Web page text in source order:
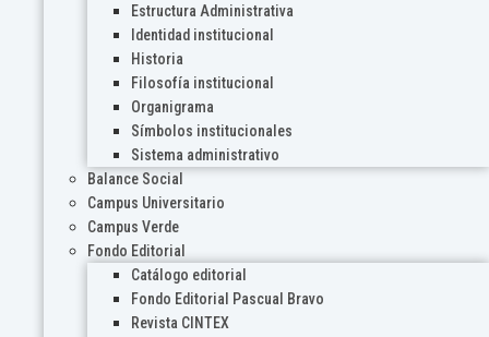
Estructura Administrativa
Identidad institucional
Historia
Filosofía institucional
Organigrama
Símbolos institucionales
Sistema administrativo
Balance Social
Campus Universitario
Campus Verde
Fondo Editorial
Catálogo editorial
Fondo Editorial Pascual Bravo
Revista CINTEX